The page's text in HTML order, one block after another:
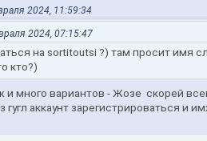
2024, 11:59:34
2024, 07:15:47
на sortitoutsi ?) там просит имя
кто?)
и много вариантов - Жозе скорей
аккаунт зарегистрироваться и